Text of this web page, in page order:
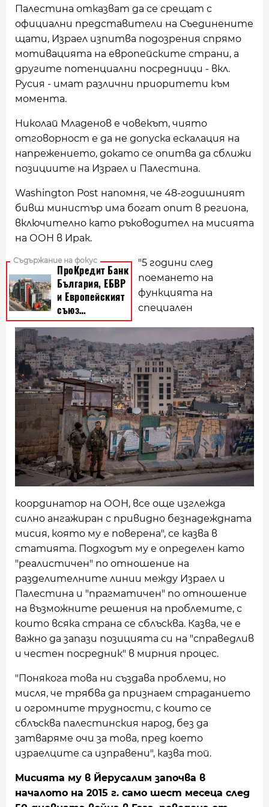
Палестина отказват да се срещат с
официални представители на Съединените
щати, Израел изпитва подозрения спрямо
мотивацията на европейските страни, а
другите потенциални посредници - вкл.
Русия - имат различни приоритети към
момента.
Николай Младенов е човекът, чиято
отговорност е да не допуска ескалация на
напрежението, докато се опитва да сближи
позициите на Израел и Палестина.
Washington Post напомня, че 48-годишният
бивш министър има богат опит в региона,
включително като ръководител на мисията
на ООН в Ирак.
"5 години след
поемането на
функцията на
специален
координатор на ООН, все още изглежда
силно ангажиран с привидно безнадеждната
мисия, която му е поверена", се казва в
статията. Подходът му е определен като
"реалистичен" по отношение на
разделителните линии между Израел и
Палестина и "прагматичен" по отношение
на възможните решения на проблемите, с
които всяка страна се сблъсква. Казва, че е
важно да запази позицията си на "справедлив
и честен посредник" в мирния процес.
"Понякога това ни създава проблеми, но
мисля, че трябва да признаем страданието
и огромните трудности, с които се
сблъсква палестинския народ, без да
затваряме очи за това, пред което
израелците са изправени", казва той.
Мисията му в Йерусалим започва в
началото на 2015 г. само шест месеца след